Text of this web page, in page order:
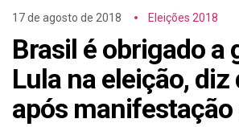
17 de agosto de 2018 Eleições 2018
Brasil é obrigado a
Lula na eleição, diz
após manifestação